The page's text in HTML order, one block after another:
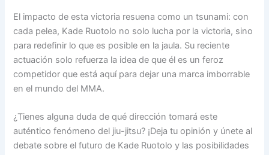
El impacto de esta victoria resuena como un tsunami: con
cada pelea, Kade Ruotolo no solo lucha por la victoria, sino
para redefinir lo que es posible en la jaula. Su reciente
actuación solo refuerza la idea de que él es un feroz
competidor que está aquí para dejar una marca imborrable
en el mundo del MMA.
¿Tienes alguna duda de qué dirección tomará este
auténtico fenómeno del jiu-jitsu? ¡Deja tu opinión y únete al
debate sobre el futuro de Kade Ruotolo y las posibilidades